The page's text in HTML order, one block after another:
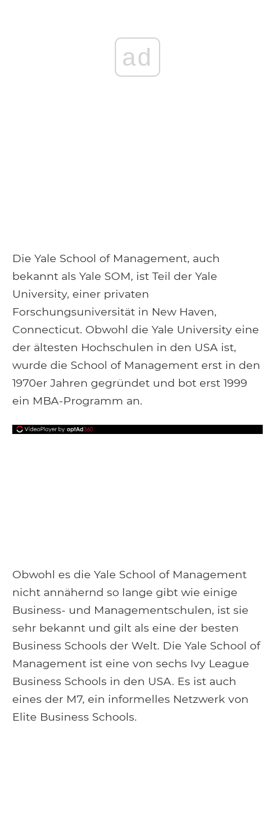
ad
Die Yale School of Management, auch
bekannt als Yale SOM, ist Teil der Yale
University, einer privaten
Forschungsuniversität in New Haven,
Connecticut. Obwohl die Yale University eine
der ältesten Hochschulen in den USA ist,
wurde die School of Management erst in den
1970er Jahren gegründet und bot erst 1999
ein MBA-Programm an.
Obwohl es die Yale School of Management
nicht annähernd so lange gibt wie einige
Business- und Managementschulen, ist sie
sehr bekannt und gilt als eine der besten
Business Schools der Welt. Die Yale School of
Management ist eine von sechs Ivy League
Business Schools in den USA. Es ist auch
eines der M7, ein informelles Netzwerk von
Elite Business Schools.